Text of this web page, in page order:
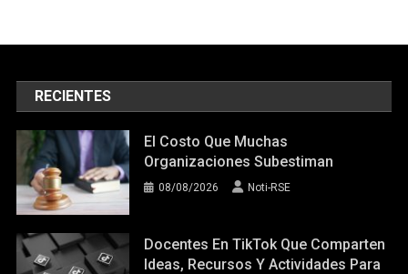
RECIENTES
El Costo Que Muchas
Organizaciones Subestiman
08/08/2026 Noti-RSE
Docentes En TikTok Que Comparten
Ideas, Recursos Y Actividades Para